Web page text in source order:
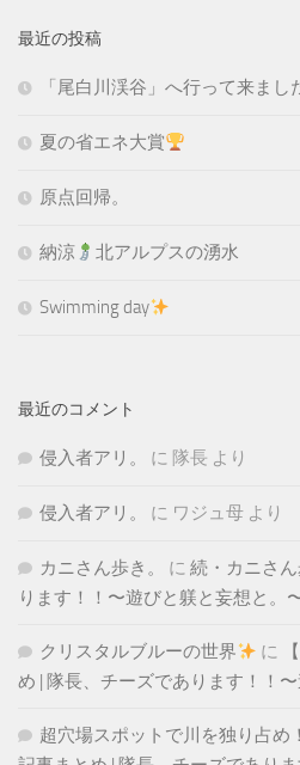
最近の投稿
「尾白川渓谷」へ行って来まし
夏の省エネ大賞
原点回帰。
納涼 北アルプスの湧水
Swimming day
最近のコメント
侵入者アリ。 に 隊長 より
侵入者アリ。 に ワジュ母 より
カニさん歩き。 に 続・カニさ
ります！！〜遊びと躾と妄想と。
クリスタルブルーの世界 に
め | 隊長、チーズであります！！
超穴場スポットで川を独り占め